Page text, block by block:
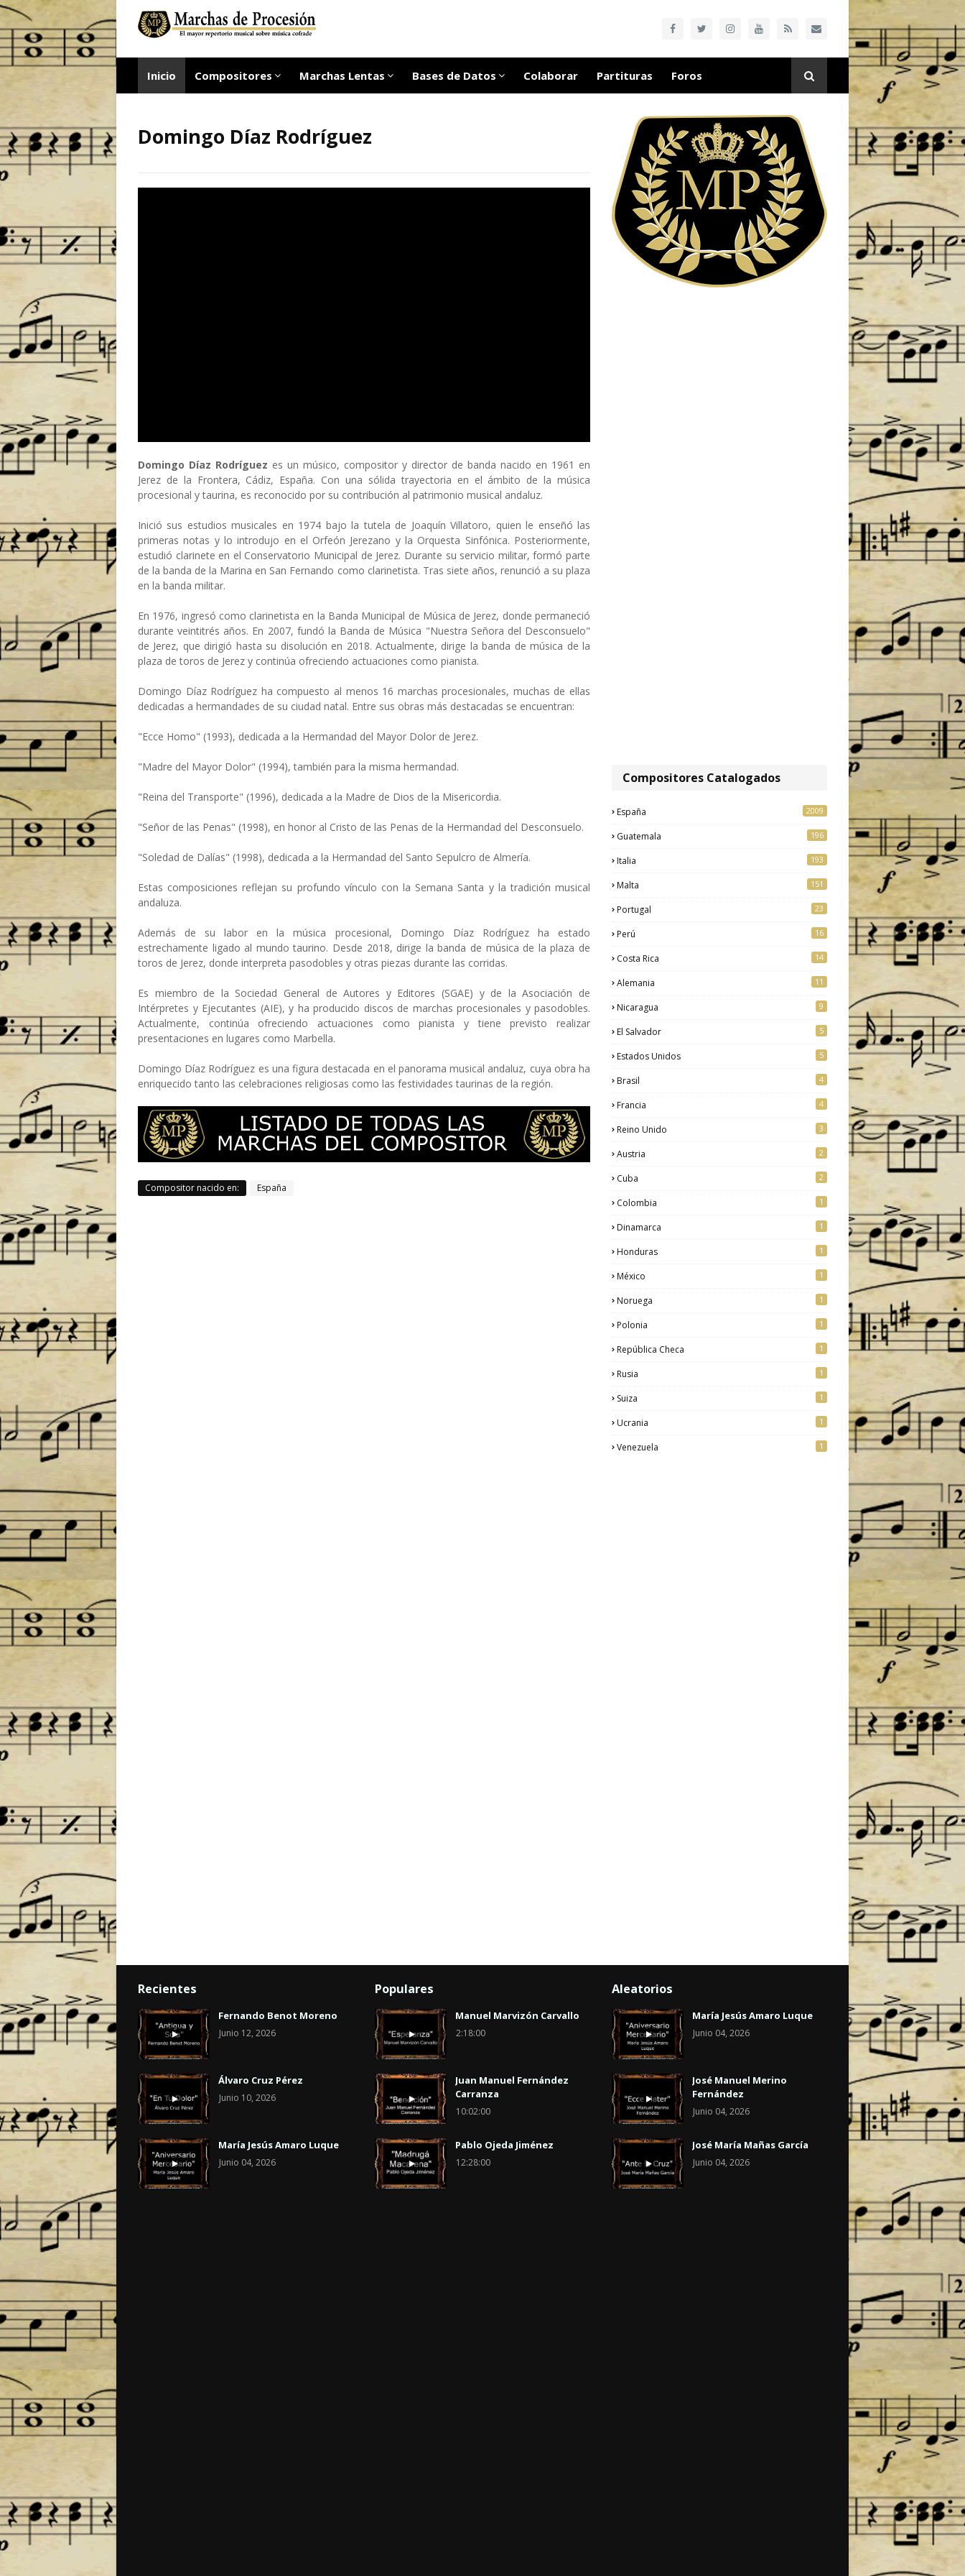
Inicio Compositores Marchas Lentas Bases de Datos Colaborar Partituras Foros
Domingo Díaz Rodríguez
Domingo Díaz Rodríguez es un músico, compositor y director de banda nacido en 1961 en
Jerez de la Frontera, Cádiz, España. Con una sólida trayectoria en el ámbito de la música
procesional y taurina, es reconocido por su contribución al patrimonio musical andaluz.
Inició sus estudios musicales en 1974 bajo la tutela de Joaquín Villatoro, quien le enseñó las
primeras notas y lo introdujo en el Orfeón Jerezano y la Orquesta Sinfónica. Posteriormente,
estudió clarinete en el Conservatorio Municipal de Jerez. Durante su servicio militar, formó parte
de la banda de la Marina en San Fernando como clarinetista. Tras siete años, renunció a su plaza
en la banda militar.
En 1976, ingresó como clarinetista en la Banda Municipal de Música de Jerez, donde permaneció
durante veintitrés años. En 2007, fundó la Banda de Música "Nuestra Señora del Desconsuelo"
de Jerez, que dirigió hasta su disolución en 2018. Actualmente, dirige la banda de música de la
plaza de toros de Jerez y continúa ofreciendo actuaciones como pianista.
Domingo Díaz Rodríguez ha compuesto al menos 16 marchas procesionales, muchas de ellas
dedicadas a hermandades de su ciudad natal. Entre sus obras más destacadas se encuentran:
"Ecce Homo" (1993), dedicada a la Hermandad del Mayor Dolor de Jerez.
"Madre del Mayor Dolor" (1994), también para la misma hermandad.
"Reina del Transporte" (1996), dedicada a la Madre de Dios de la Misericordia.
"Señor de las Penas" (1998), en honor al Cristo de las Penas de la Hermandad del Desconsuelo.
"Soledad de Dalías" (1998), dedicada a la Hermandad del Santo Sepulcro de Almería.
Estas composiciones reflejan su profundo vínculo con la Semana Santa y la tradición musical
andaluza.
Además de su labor en la música procesional, Domingo Díaz Rodríguez ha estado
estrechamente ligado al mundo taurino. Desde 2018, dirige la banda de música de la plaza de
toros de Jerez, donde interpreta pasodobles y otras piezas durante las corridas.
Es miembro de la Sociedad General de Autores y Editores (SGAE) y de la Asociación de
Intérpretes y Ejecutantes (AIE), y ha producido discos de marchas procesionales y pasodobles.
Actualmente, continúa ofreciendo actuaciones como pianista y tiene previsto realizar
presentaciones en lugares como Marbella.
Domingo Díaz Rodríguez es una figura destacada en el panorama musical andaluz, cuya obra ha
enriquecido tanto las celebraciones religiosas como las festividades taurinas de la región.
Compositor nacido en: España
Compositores Catalogados
España 2009
Guatemala 196
Italia 193
Malta 151
Portugal 23
Perú 16
Costa Rica 14
Alemania 11
Nicaragua 9
El Salvador 5
Estados Unidos 5
Brasil 4
Francia 4
Reino Unido 3
Austria 2
Cuba 2
Colombia 1
Dinamarca 1
Honduras 1
México 1
Noruega 1
Polonia 1
República Checa 1
Rusia 1
Suiza 1
Ucrania 1
Venezuela 1
Recientes
Fernando Benot Moreno
Junio 12, 2026
Álvaro Cruz Pérez
Junio 10, 2026
María Jesús Amaro Luque
Junio 04, 2026
Populares
Manuel Marvizón Carvallo
2:18:00
Juan Manuel Fernández
Carranza
10:02:00
Pablo Ojeda Jiménez
12:28:00
Aleatorios
María Jesús Amaro Luque
Junio 04, 2026
José Manuel Merino
Fernández
Junio 04, 2026
José María Mañas García
Junio 04, 2026